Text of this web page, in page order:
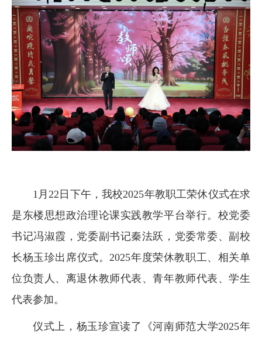
1月22日下午，我校2025年教职工荣休仪式在求
是东楼思想政治理论课实践教学平台举行。校党委
书记冯淑霞，党委副书记秦法跃，党委常委、副校
长杨玉珍出席仪式。2025年度荣休教职工、相关单
位负责人、离退休教师代表、青年教师代表、学生
代表参加。
仪式上，杨玉珍宣读了《河南师范大学2025年